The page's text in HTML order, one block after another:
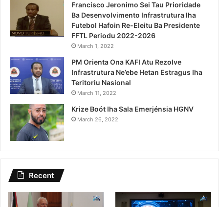
Francisco Jeronimo Sei Tau Prioridade
Ba Desenvolvimento Infrastrutura Iha
Futebol Hafoin Re-Eleitu Ba Presidente
FFTL Periodu 2022-2026
March 1, 2022
PM Orienta Ona KAFI Atu Rezolve
Infrastrutura Ne’ebe Hetan Estragus Iha
Teritoriu Nasional
March 11, 2022
Krize Boót Iha Sala Emerjénsia HGNV
March 26, 2022
Recent